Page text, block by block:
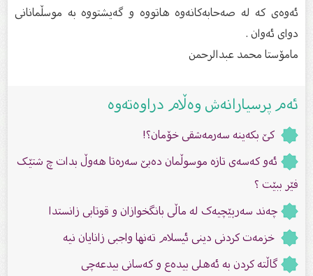
ئەوەی كە لە صەحابەكانەوە هاتووە و گەیشتووە بە موسڵمانانی
دوای ئەوان .
مامۆستا محمد عبدالرحمن
ئەم پرسیارانەش وەڵام دراوەتەوە
كێ بكه‌ینه‌ سه‌رمه‌شقی خۆمان؟!
ئەو کەسەی تازە موسوڵمان دەبێ سەرەتا هەوڵ بدات چ شتێک
فێر ببێت ؟
چەند سەرپێچیەک لە ماڵی بانگخوازان و قوتابی زانستدا
خزمەت کردنی دینی ئیسلام تەنها واجبی زانایان نیە
گاڵتە کردن بە ئەهلى بیدەع و کەسانى بیدعەچی